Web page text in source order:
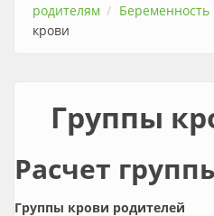
родителям
Беременность
крови
Группы
Расчет
Группы крови родителей